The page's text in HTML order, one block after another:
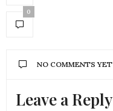
0
NO COMMENTS YET
Leave a Reply